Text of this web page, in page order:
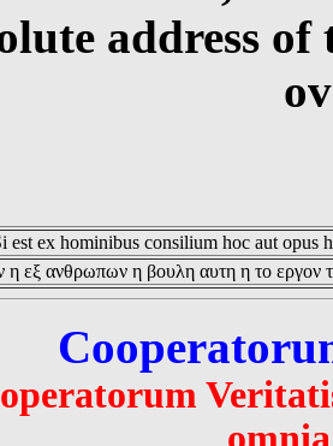
address
est ex hominibus consilium hoc aut opus
η εξ ανθρωπων η βουλη αυτη η το εργον